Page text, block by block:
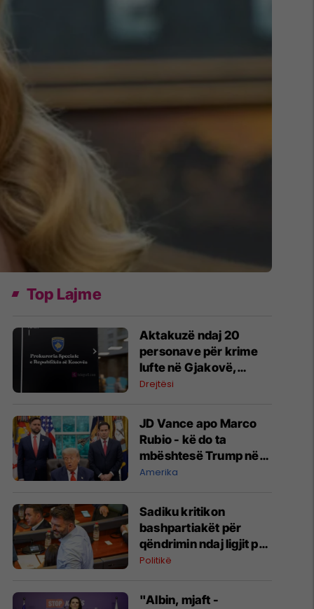
Top Lajme
Aktakuzë ndaj 20
personave për krime
lufte në Gjakovë,
përfshirë Radoiçiqin
Drejtësi
JD Vance apo Marco
Rubio - kë do ta
mbështesë Trump në
zgjedhjet presidenciale
Amerika
Sadiku kritikon
bashpartiakët për
qëndrimin ndaj ligjit për
shtetësinë: Ne është
nuk e bëmë
Politikë
"Albin, mjaft -